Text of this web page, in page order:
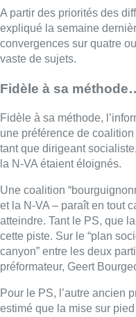
A partir des priorités des
expliqué la semaine
convergences sur quatre
vaste de sujets.
Fidèle à sa
Fidèle à sa méthode,
une préférence de
tant que dirigeant
la N-VA étaient éloignés.
Une coalition
et la N-VA – paraît en tout
atteindre. Tant le PS, que
cette piste. Sur le “plan
canyon” entre les deux
préformateur, Geert
Pour le PS, l’autre ancien
estimé que la mise sur